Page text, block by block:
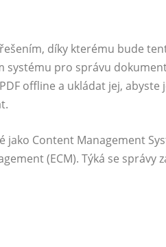
díky kterému bude
systému pro správu
offline a ukládat jej, abyste
Content Management
(ECM). Týká se správy